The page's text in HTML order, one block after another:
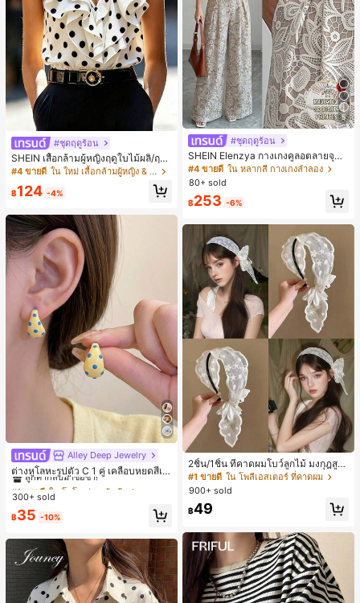
#ชุดฤดูร้อน
SHEIN เสื้อกล้ามผู้หญิงฤดูใบไม้ผลิ/ฤดูร้
อน ใหม่ สไตล์มินิมอลลำลองหรูหรา สีบ
ล็อก ลายจุด คอวี แพตช์เวิร์ก ชายระบา
ย แขนกุด ทรงเข้ารูป อเนกประสงค์, เสื้อ
หญิง, เสื้อเที่ยวพักผ่อนผู้หญิง
#4 ขายดี ใน ใหม่ เสื้อกล้ามผู้หญิง & Camis
฿124 -4%
Alley Deep Jewelry
ต่างหูโลหะรูปตัว C 1 คู่ เคลือบหยดสีเห
ลือง ลายจุดสีน้ำเงิน สไตล์ยุโรปและอเม
ริกัน แฟชั่นส่วนตัว หวานและสง่างาม
ดินทาง งานแต่งงาน ปาร์ตี้ วันเกิด ของ
#1 ขายดี ใน โบโฮ ต่างหูผู้หญิง
ลูกค้ากลับมาซื้อซ้ำ!
เกือบหมดแล้ว!
#1 ขายดี ใน โบโฮ ต่างหูผู้หญิง
ลูกค้ากลับมาซื้อซ้ำ!
เกือบหมดแล้ว!
#1 ขายดี ใน โบโฮ ต่างหูผู้หญิง
ลูกค้ากลับมาซื้อซ้ำ!
เกือบหมดแล้ว!
#1 ขายดี ใน โบโฮ ต่างหูผู้หญิง
เกือบหมดแล้ว!
300+ sold
฿35 -10%
5
#ชุดฤดูร้อน
SHEIN Elenzya กางเกงคูลอตลายจุดเ
อวสูงแบบใหม่สำหรับฤดูใบไม้ผลิ/ฤดูร้อ
น, สไตล์หรูหราเหมาะสำหรับใส่ในชีวิต
ประจำวันและทำงาน, ให้ความรู้สึกวินเ
ทจสำหรับฤดูรับปริญญา, เทศกาลดนตร
ี, การแข่งม้าดาร์บี้, วันประกาศอิสรภาพ
#4 ขายดี ใน หลากสี กางเกงลำลอง
80+ sold
฿253 -6%
2ชิ้น/1ชิ้น ที่คาดผมโบว์ลูกไม้ มงกุฎสูง
แถบกว้าง สีดำ สีขาว สำหรับใส่ประจำ
วัน กิ๊บติดผม ยางรัดผม (ลายปักดอกไม้
จัดวางแบบสุ่ม)
#1 ขายดี ใน โพลีเอสเตอร์ ที่คาดผม
900+ sold
฿49